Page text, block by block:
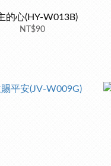
的心(HY-W013B)
NT$90